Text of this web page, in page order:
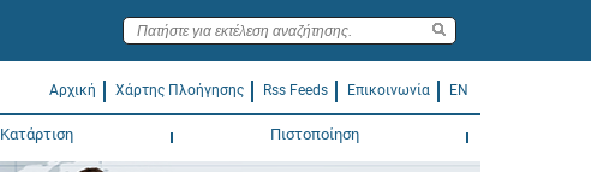
Αρχική Χάρτης Πλοήγησης Rss Feeds Επικοινωνία EN
Κατάρτιση Πιστοποίηση